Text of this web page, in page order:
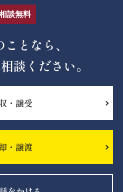
談無料
となら、
談ください。
・譲受
・譲渡